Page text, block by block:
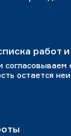
работ
согласовываем
остается